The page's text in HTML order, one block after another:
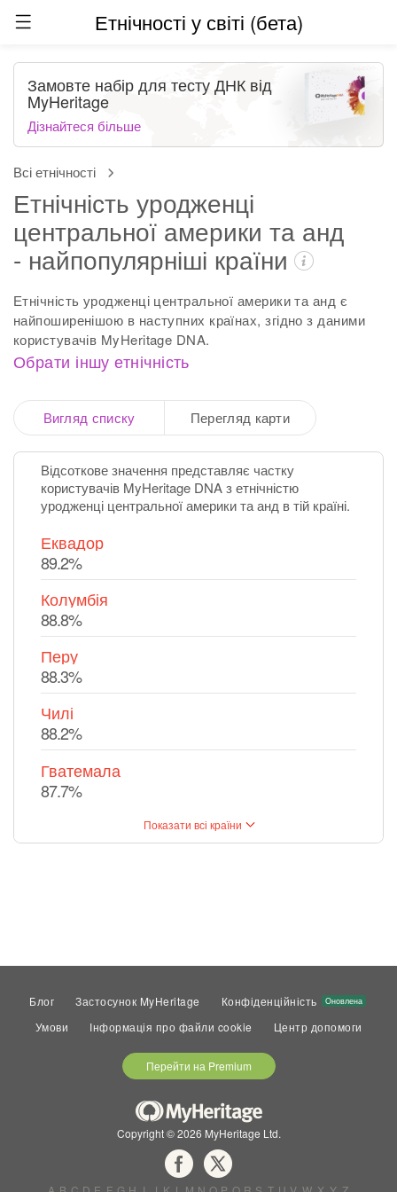
Етнічності у світі (бета)
Всі етнічності
Етнічність уродженці
центральної америки та анд
- найпопулярніші країни
Етнічність уродженці центральної америки та анд є
найпоширенішою в наступних країнах, згідно з даними
користувачів MyHeritage DNA.
Обрати іншу етнічність
Замовте набір для тесту ДНК від
MyHeritage
Дізнайтеся більше
Вигляд списку Перегляд карти
Відсоткове значення представляє частку
користувачів MyHeritage DNA з етнічністю
уродженці центральної америки та анд в тій країні.
Еквадор
89.2%
Колумбія
88.8%
Перу
88.3%
Чилі
88.2%
Гватемала
87.7%
Показати всі країни
Блог Застосунок MyHeritage Конфіденційність Оновлена
Умови Інформація про файли cookie Центр допомоги
Перейти на Premium
Copyright © 2026 MyHeritage Ltd.